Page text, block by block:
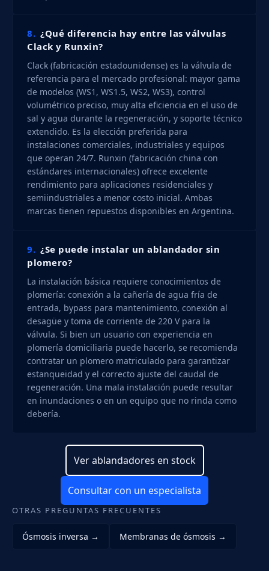
8. ¿Qué diferencia hay entre las válvulas
Clack y Runxin?
Clack (fabricación estadounidense) es la válvula de
referencia para el mercado profesional: mayor gama
de modelos (WS1, WS1.5, WS2, WS3), control
volumétrico preciso, muy alta eficiencia en el uso de
sal y agua durante la regeneración, y soporte técnico
extendido. Es la elección preferida para
instalaciones comerciales, industriales y equipos
que operan 24/7. Runxin (fabricación china con
estándares internacionales) ofrece excelente
rendimiento para aplicaciones residenciales y
semiindustriales a menor costo inicial. Ambas
marcas tienen repuestos disponibles en Argentina.
9. ¿Se puede instalar un ablandador sin
plomero?
La instalación básica requiere conocimientos de
plomería: conexión a la cañería de agua fría de
entrada, bypass para mantenimiento, conexión al
desagüe y toma de corriente de 220 V para la
válvula. Si bien un usuario con experiencia en
plomería domiciliaria puede hacerlo, se recomienda
contratar un plomero matriculado para garantizar
estanqueidad y el correcto ajuste del caudal de
regeneración. Una mala instalación puede resultar
en inundaciones o en un equipo que no rinda como
debería.
Ver ablandadores en stock
Consultar con un especialista
OTRAS PREGUNTAS FRECUENTES
Ósmosis inversa → Membranas de ósmosis →